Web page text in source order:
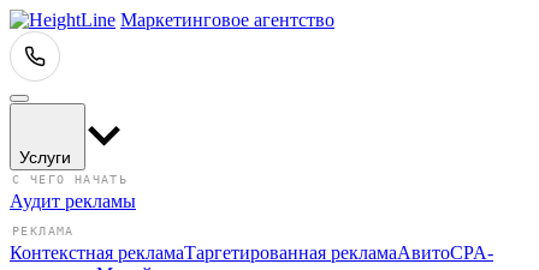
Маркетинговое агентство
Услуги
С ЧЕГО НАЧАТЬ
Аудит рекламы
РЕКЛАМА
Контекстная рекламаТаргетированная рекламаАвитоCPA-